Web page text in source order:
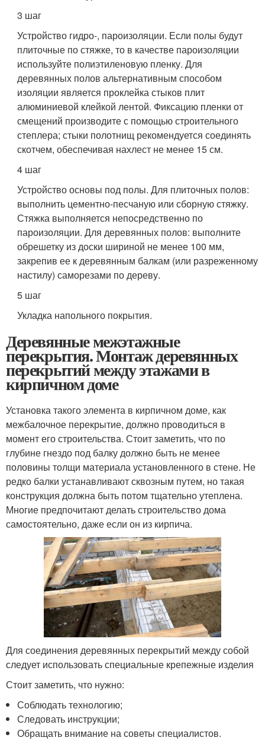
3 шаг
Устройство гидро-, пароизоляции. Если полы будут
плиточные по стяжке, то в качестве пароизоляции
используйте полиэтиленовую пленку. Для
деревянных полов альтернативным способом
изоляции является проклейка стыков плит
алюминиевой клейкой лентой. Фиксацию пленки от
смещений производите с помощью строительного
степлера; стыки полотнищ рекомендуется соединять
скотчем, обеспечивая нахлест не менее 15 см.
4 шаг
Устройство основы под полы. Для плиточных полов:
выполнить цементно-песчаную или сборную стяжку.
Стяжка выполняется непосредственно по
пароизоляции. Для деревянных полов: выполните
обрешетку из доски шириной не менее 100 мм,
закрепив ее к деревянным балкам (или разреженному
настилу) саморезами по дереву.
5 шаг
Укладка напольного покрытия.
Деревянные межэтажные
перекрытия. Монтаж деревянных
перекрытий между этажами в
кирпичном доме
Установка такого элемента в кирпичном доме, как
межбалочное перекрытие, должно проводиться в
момент его строительства. Стоит заметить, что по
глубине гнездо под балку должно быть не менее
половины толщи материала установленного в стене. Не
редко балки устанавливают сквозным путем, но такая
конструкция должна быть потом тщательно утеплена.
Многие предпочитают делать строительство дома
самостоятельно, даже если он из кирпича.
Для соединения деревянных перекрытий между собой
следует использовать специальные крепежные изделия
Стоит заметить, что нужно:
Соблюдать технологию;
Следовать инструкции;
Обращать внимание на советы специалистов.